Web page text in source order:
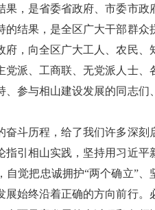
果，是省委省政府、市委市
的结果，是全区广大干部群
府，向全区广大工人、农民
党派、工商联、无党派人士
、参与相山建设发展的同志
奋斗历程，给了我们许多深
指引相山实践，坚持用习近
自觉把忠诚拥护“两个确立”
展始终沿着正确的方向前行